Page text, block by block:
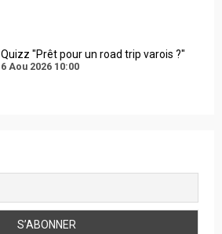
Quizz "Prêt pour un road trip varois ?"
6 Aou 2026 10:00